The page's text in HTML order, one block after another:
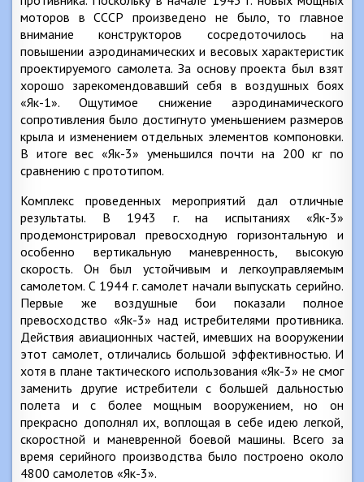
моторов в СССР произведено не было, то главное
внимание конструкторов сосредоточилось на
повышении аэродинамических и весовых характеристик
проектируемого самолета. За основу проекта был взят
хорошо зарекомендовавший себя в воздушных боях
«Як-1». Ощутимое снижение аэродинамического
сопротивления было достигнуто уменьшением размеров
крыла и изменением отдельных элементов компоновки.
В итоге вес «Як-3» уменьшился почти на 200 кг по
сравнению с прототипом.
Комплекс проведенных мероприятий дал отличные
результаты. В 1943 г. на испытаниях «Як-3»
продемонстрировал превосходную горизонтальную и
особенно вертикальную маневренность, высокую
скорость. Он был устойчивым и легкоуправляемым
самолетом. С 1944 г. самолет начали выпускать серийно.
Первые же воздушные бои показали полное
превосходство «Як-3» над истребителями противника.
Действия авиационных частей, имевших на вооружении
этот самолет, отличались большой эффективностью. И
хотя в плане тактического использования «Як-3» не смог
заменить другие истребители с большей дальностью
полета и с более мощным вооружением, но он
прекрасно дополнял их, воплощая в себе идею легкой,
скоростной и маневренной боевой машины. Всего за
время серийного производства было построено около
4800 самолетов «Як-3».